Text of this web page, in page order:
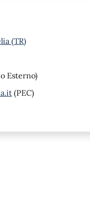
(TR)
Esterno)
(PEC)